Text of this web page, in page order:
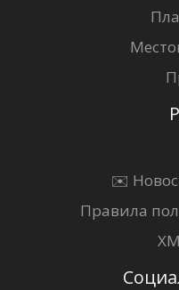
✉️
Правила